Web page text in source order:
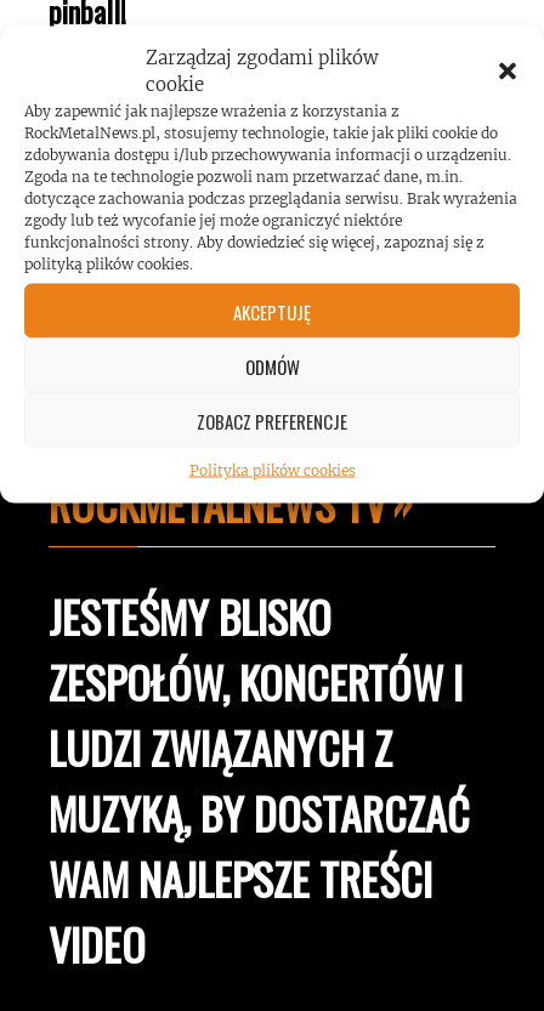
Zarządzaj zgodami plików
cookie
Aby zapewnić jak najlepsze wrażenia z korzystania z
RockMetalNews.pl, stosujemy technologie, takie jak pliki cookie do
zdobywania dostępu i/lub przechowywania informacji o urządzeniu.
Zgoda na te technologie pozwoli nam przetwarzać dane, m.in.
dotyczące zachowania podczas przeglądania serwisu. Brak wyrażenia
zgody lub też wycofanie jej może ograniczyć niektóre
funkcjonalności strony. Aby dowiedzieć się więcej, zapoznaj się z
polityką plików cookies.
AKCEPTUJĘ
ODMÓW
ZOBACZ PREFERENCJE
Polityka plików cookies
pinball!
Koncert AC/DC przekroczył poziom
hałasu!
ROCKMETALNEWS TV
JESTEŚMY BLISKO
ZESPOŁÓW, KONCERTÓW I
LUDZI ZWIĄZANYCH Z
MUZYKĄ, BY DOSTARCZAĆ
WAM NAJLEPSZE TREŚCI
VIDEO